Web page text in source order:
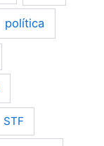
política
STF